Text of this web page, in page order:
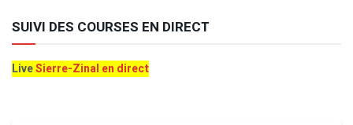
SUIVI DES COURSES EN DIRECT
LiveSierre-Zinal en direct